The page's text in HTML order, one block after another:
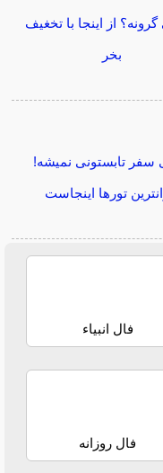
از اینجا با تخغیف
بخر
سفر تابستونی نمیشه!
تورها اینجاست
فال انبیاء
فال روزانه